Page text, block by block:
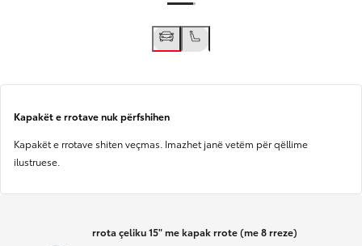
Kapakët e rrotave nuk përfshihen
Kapakët e rrotave shiten veçmas. Imazhet janë vetëm për qëllime
ilustruese.
rrota çeliku 15" me kapak rrote (me 8 rreze)